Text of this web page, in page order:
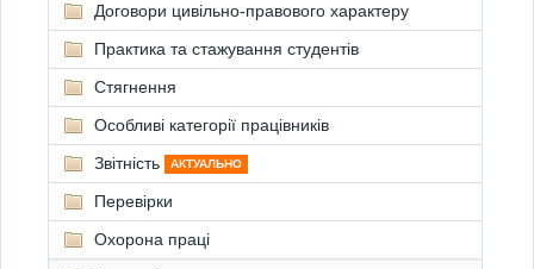
Договори цивільно-правового характеру
Практика та стажування студентів
Стягнення
Особливі категорії працівників
Звітність
АКТУАЛЬНО
Перевірки
Охорона праці